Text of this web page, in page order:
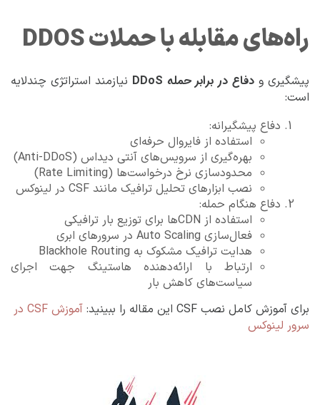
راه‌های مقابله با حملات DDOS
پیشگیری و دفاع در برابر حمله DDoS
نیازمند استراتژی چندلایه
است:
دفاع پیشگیرانه:
استفاده از فایروال حرفه‌ای
بهره‌گیری از سرویس‌های آنتی دیداس (Anti-DDoS)
محدودسازی نرخ درخواست‌ها (Rate Limiting)
نصب ابزارهای تحلیل ترافیک مانند CSF در لینوکس
دفاع هنگام حمله:
استفاده از CDNها برای توزیع بار ترافیکی
فعال‌سازی Auto Scaling در سرورهای ابری
هدایت ترافیک مشکوک به Blackhole Routing
ارتباط با ارائه‌دهنده هاستینگ جهت اجرای
سیاست‌های کاهش بار
برای آموزش کامل نصب CSF این مقاله را ببینید:
آموزش CSF در
سرور لینوکس